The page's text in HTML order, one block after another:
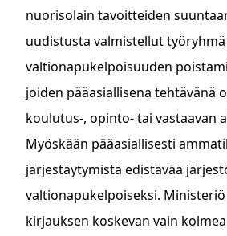
nuorisolain tavoitteiden
uudistusta valmistellut
valtionapukelpoisuuden
joiden pääasiallisena tehtävänä
koulutus-, opinto- tai vastaavan
Myöskään pääasiallisesti
järjestäytymistä edistävää
valtionapukelpoiseksi.
kirjauksen koskevan vain